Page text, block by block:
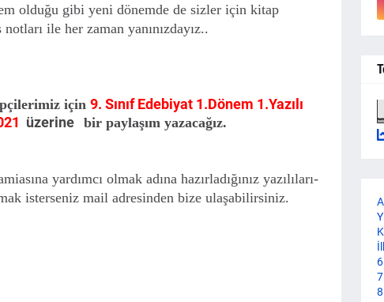
olduğu gibi yeni dönemde de sizler için kitap
ile her zaman yanınızdayız..
için 9. Sınıf Edebiyat 1.Dönem 1.Yazılı
üzerine bir paylaşım yazacağız.
yardımcı olmak adına hazırladığınız yazılıları-
isterseniz mail adresinden bize ulaşabilirsiniz.